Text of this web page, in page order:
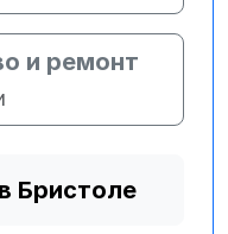
и ремонт
Бристоле